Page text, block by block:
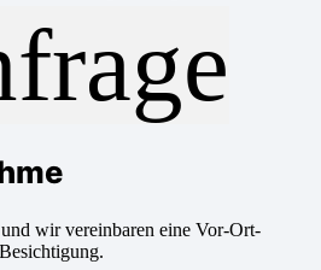
wir vereinbaren eine Vor-Ort-
Besichtigung.